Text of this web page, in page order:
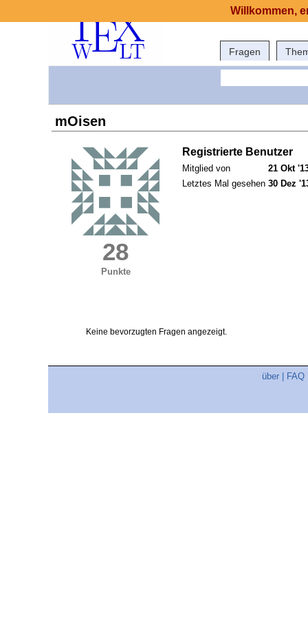
Fragen
mOisen
28
Punkte
Registrierte Benutzer
Mitglied von
21 Okt
Letztes Mal gesehen 30 Dez
Keine bevorzugten Fragen angezeigt.
über FAQ
Willkommen,